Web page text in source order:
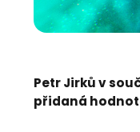
Petr Jirků v
přidaná